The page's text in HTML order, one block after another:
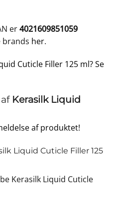
er4021609851059
brands her.
Cuticle Filler 125 ml? Se
Kerasilk Liquid
af produktet!
Liquid Cuticle Filler 125
Kerasilk Liquid Cuticle